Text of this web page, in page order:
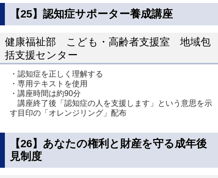
【25】認知症サポーター養成講座
健康福祉部 こども・高齢者支援室 地域包
括支援センター
・認知症を正しく理解する
・専用テキストを使用
・講座時間は約90分
講座終了後「認知症の人を支援します」という意思を示
す目印の「オレンジリング」配布
【26】あなたの権利と財産を守る成年後
見制度